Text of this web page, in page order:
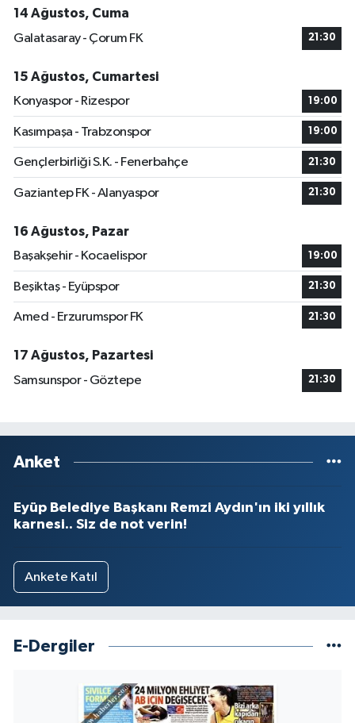
14 Ağustos, Cuma
Galatasaray - Çorum FK
21:30
15 Ağustos, Cumartesi
Konyaspor - Rizespor
19:00
Kasımpaşa - Trabzonspor 19:00
Gençlerbirliği S.K. - Fenerbahçe 21:30
Gaziantep FK - Alanyaspor 21:30
16 Ağustos, Pazar
Başakşehir - Kocaelispor
19:00
Beşiktaş - Eyüpspor 21:30
Amed - Erzurumspor FK 21:30
17 Ağustos, Pazartesi
Samsunspor - Göztepe
21:30
Anket
Eyüp Belediye Başkanı Remzi Aydın'ın iki yıllık
karnesi.. Siz de not verin!
Ankete Katıl
E-Dergiler